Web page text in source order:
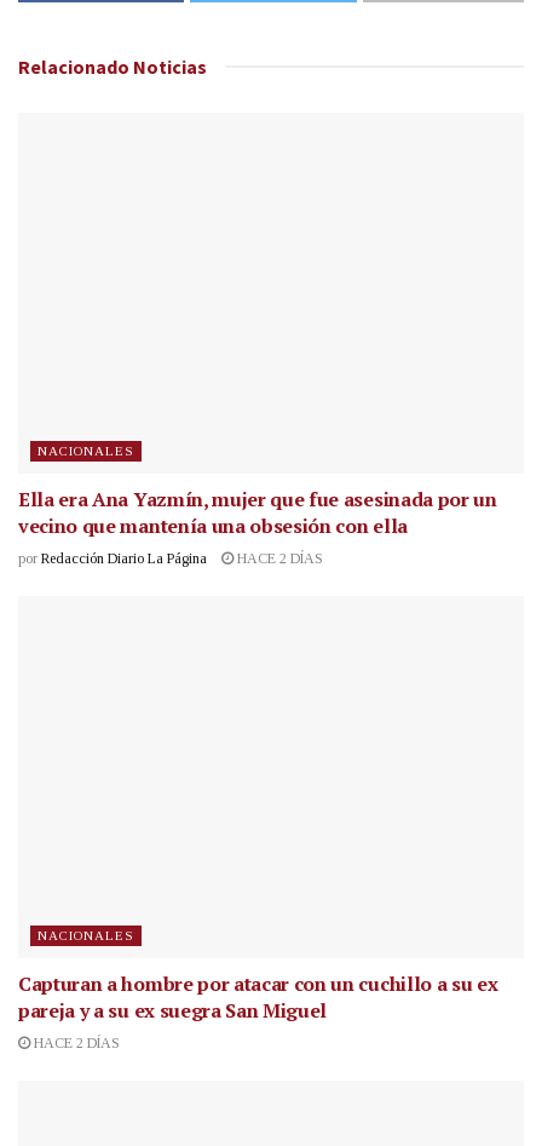
Relacionado Noticias
NACIONALES
Ella era Ana Yazmín, mujer que fue asesinada por un
vecino que mantenía una obsesión con ella
por Redacción Diario La Página HACE 2 DÍAS
NACIONALES
Capturan a hombre por atacar con un cuchillo a su ex
pareja y a su ex suegra San Miguel
HACE 2 DÍAS